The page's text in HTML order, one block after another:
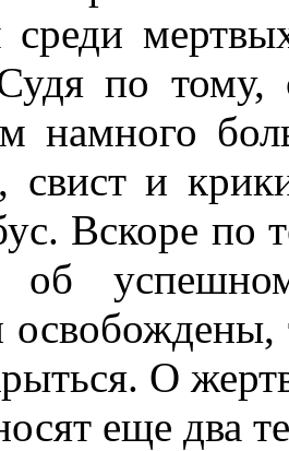
среди
по тому,
намного
свист и
Вскоре по
об
О
еще два